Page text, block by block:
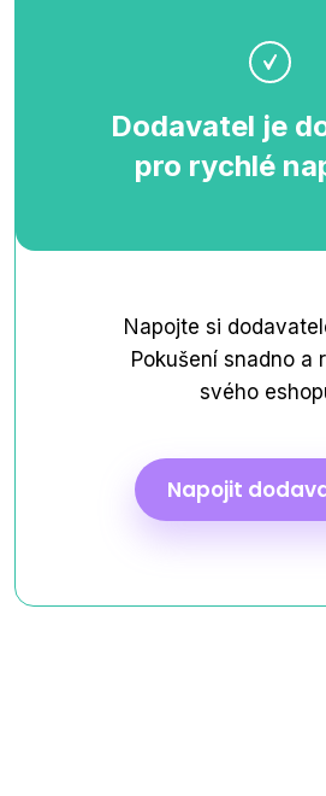
Dodavatel je
pro rychlé
Napojte si
Pokušení snadno a
svého
Napojit